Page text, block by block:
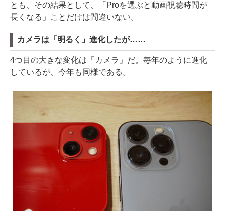
とも、その結果として、「Proを選ぶと動画視聴時間が
長くなる」ことだけは間違いない。
カメラは「明るく」進化したが……
4つ目の大きな変化は「カメラ」だ。毎年のように進化
しているが、今年も同様である。